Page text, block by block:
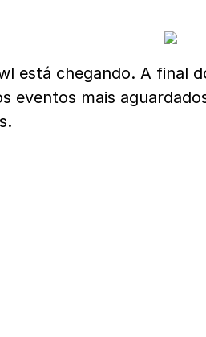
está chegando. A final
eventos mais